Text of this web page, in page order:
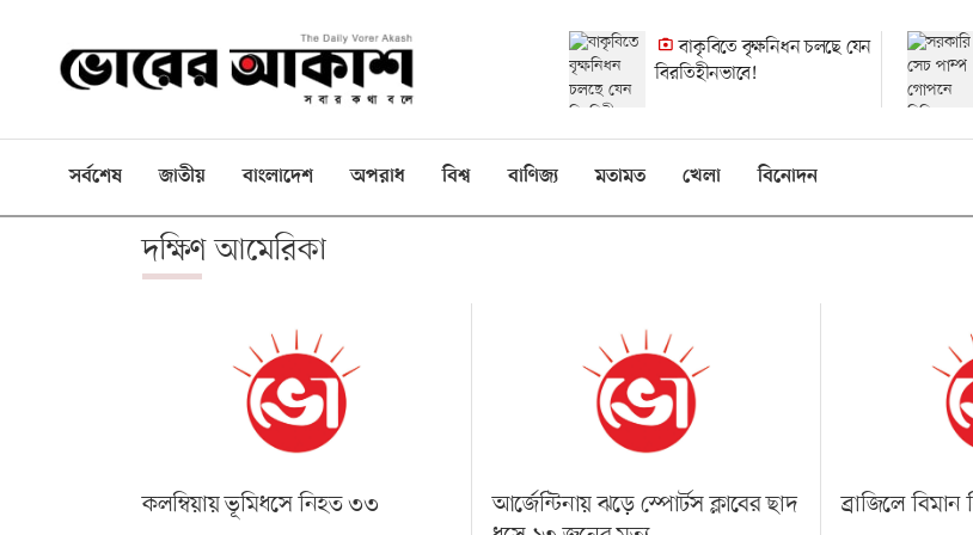
বাকৃবিতে বৃক্ষনিধন চলছে যেন
বিরতিহীনভাবে!
সর্বশেষ জাতীয় বাংলাদেশ অপরাধ বিশ্ব বাণিজ্য মতামত খেলা বিনোদন
প্রচ্ছদ
বাংলাদেশ
দক্ষিণ আমেরিকা
কলম্বিয়ায় ভূমিধসে নিহত ৩৩
আর্জেন্টিনায় ঝড়ে স্পোর্টস ক্লাবের ছাদ
ব্রাজিলে